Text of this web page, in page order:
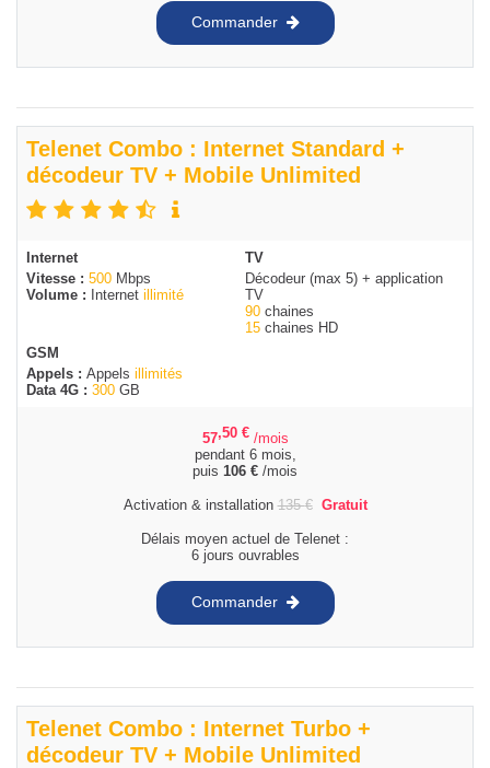
Commander
Telenet Combo : Internet Standard +
décodeur TV + Mobile Unlimited
Internet
Vitesse : 500 Mbps
Volume : Internet illimité
TV
Décodeur (max 5) + application
TV
90 chaines
15 chaines HD
GSM
Appels : Appels illimités
Data 4G : 300 GB
57,50 € /mois
pendant 6 mois,
puis 106 € /mois
Activation & installation135€ Gratuit
Délais moyen actuel de Telenet :
6 jours ouvrables
Commander
Telenet Combo : Internet Turbo +
décodeur TV + Mobile Unlimited